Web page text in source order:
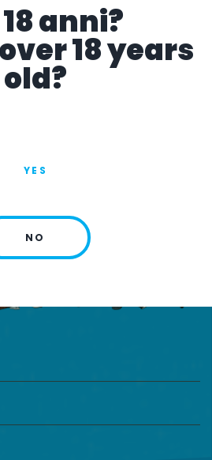
anni?
18 years
old?
YES
NO
de PoP Filters
EL VENDEDOR
de venta para mostrar